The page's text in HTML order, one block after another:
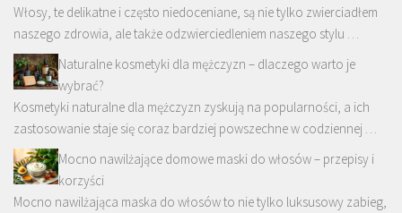
Włosy, te delikatne i często niedoceniane, są nie tylko zwierciadłem
naszego zdrowia, ale także odzwierciedleniem naszego stylu …
Naturalne kosmetyki dla mężczyzn – dlaczego warto je
wybrać?
Kosmetyki naturalne dla mężczyzn zyskują na popularności, a ich
zastosowanie staje się coraz bardziej powszechne w codziennej …
Mocno nawilżające domowe maski do włosów – przepisy i
korzyści
Mocno nawilżająca maska do włosów to nie tylko luksusowy zabieg,